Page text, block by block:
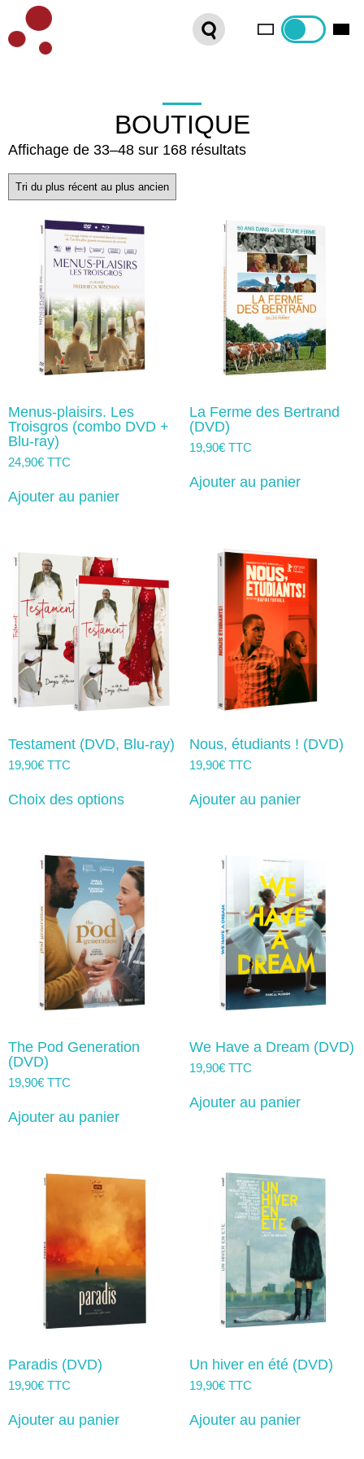
CONTACT
BOUTIQUE
Affichage de 33–48 sur 168 résultatsTrié
plus
ancien
Menus-plaisirs. Les
Troisgros (combo DVD +
Blu-ray)
24,90€ TTC
Ajouter au panier
La Ferme des Bertrand
(DVD)
19,90€ TTC
Ajouter au panier
Testament (DVD, Blu-ray)
19,90€ TTC
Choix des optionsproduit
Les
options
peuvent
être
choisies
sur
la
page
du
produit
Nous, étudiants ! (DVD)
19,90€ TTC
Ajouter au panier
The Pod Generation
(DVD)
19,90€ TTC
Ajouter au panier
We Have a Dream (DVD)
19,90€ TTC
Ajouter au panier
Paradis (DVD)
19,90€ TTC
Ajouter au panier
Un hiver en été (DVD)
19,90€ TTC
Ajouter au panier